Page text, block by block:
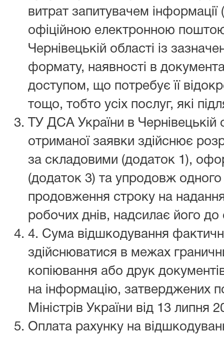
витрат запитувачем інформації
офіційною електронною
Чернівецькій області із
формату, наявності в
доступом, що потребує її
тощо, тобто усіх послуг, які
ТУ ДСА України в Чернівецькій
отриманої заявки здійснює
за складовими (додаток 1),
(додаток 3) та упродовж
продовження строку на
робочих днів, надсилає його до
4. Сума відшкодування
здійснюватися в межах
копіювання або друк
на інформацію, затверджених
Міністрів України від 13 липня
Оплата рахунку на